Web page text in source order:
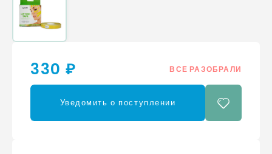
330 ₽ ВСЕ РАЗОБРАЛИ
Уведомить о поступлении